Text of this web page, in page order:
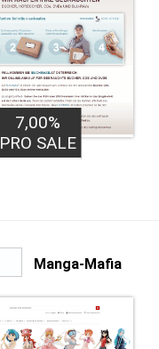
7,00%
PRO SALE
Manga-Mafia